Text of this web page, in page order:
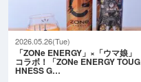
2026.05.26(Tue)
「ZONe ENERGY」×「ウマ娘」
コラボ！「ZONe ENERGY TOUG
HNESS G…